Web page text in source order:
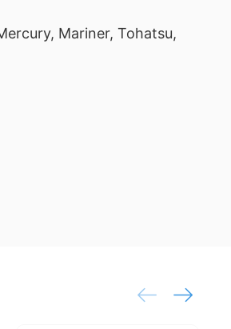
Mariner, Tohatsu,